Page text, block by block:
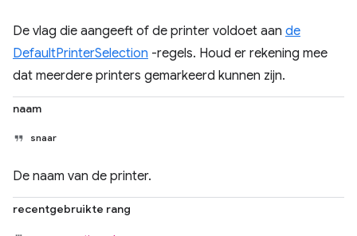
De vlag die aangeeft of de printer voldoet aan de
DefaultPrinterSelection -regels. Houd er rekening mee
dat meerdere printers gemarkeerd kunnen zijn.
naam
snaar
De naam van de printer.
recentgebruikte rang